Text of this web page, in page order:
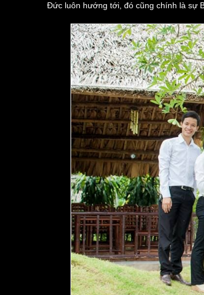
Đức luôn hướng tới, đó cũng chính là sự